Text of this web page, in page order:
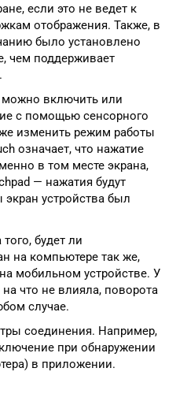
если это не ведет к
отображения. Также, в
было установлено
чем поддерживает
можно включить или
с помощью сенсорного
изменить режим работы
означает, что нажатие
в том месте экрана,
— нажатия будут
экран устройства был
будет ли
на компьютере так же,
мобильном устройстве. У
что не влияла, поворота
случае.
соединения. Например,
при обнаружении
в приложении.